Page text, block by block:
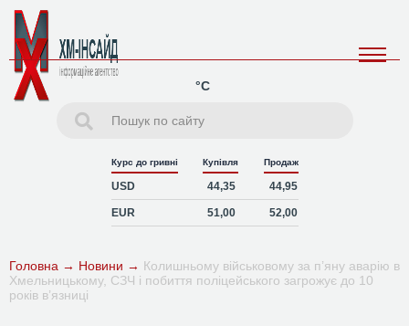
°C
Курс до гривні Купівля Продаж
USD 44,35 44,95
EUR 51,00 52,00
Головна → Новини → Колишньому військовому за п’яну аварію в
Хмельницькому, СЗЧ і побиття поліцейського загрожує до 10
років в’язниці